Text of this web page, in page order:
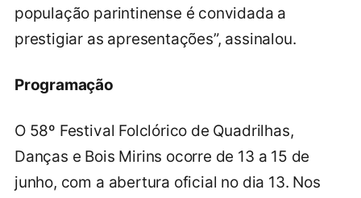
população parintinense é convidada a
prestigiar as apresentações”, assinalou.
Programação
O 58º Festival Folclórico de Quadrilhas,
Danças e Bois Mirins ocorre de 13 a 15 de
junho, com a abertura oficial no dia 13. Nos